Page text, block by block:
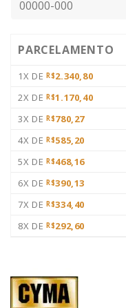
PARCELAMENTO
1X DE R$2.340,80
2X DE R$1.170,40
3X DE R$780,27
4X DE R$585,20
5X DE R$468,16
6X DE R$390,13
7X DE R$334,40
8X DE R$292,60